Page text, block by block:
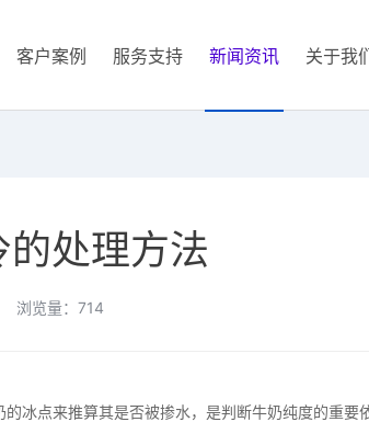
客户案例 服务支持 新闻资讯 关于我
处理方法
浏览量：714
冰点来推算其是否被掺水，是判断牛奶纯度的重要